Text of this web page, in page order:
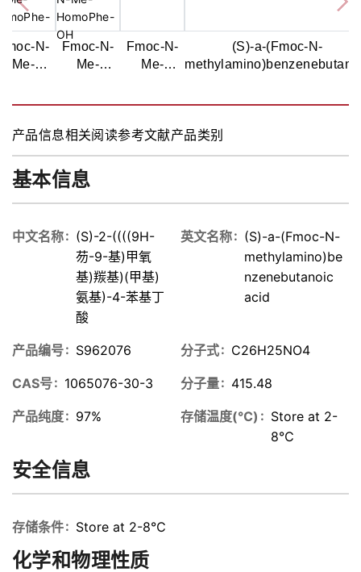
N-
Me-
Fmoc-N-
Me-
Fmoc-N-
Me-
(S)-a-(Fmoc-N-
产品信息相关阅读参考文献产品类别
基本信息
中文名称
(S)-2-((((9H-
芴-9-基)甲氧
基)羰基)(甲基)
氨基)-4-苯基丁
酸
英文名称
(S)-a-(Fmoc-N-
methylamino)be
nzenebutanoic
acid
产品编号 S962076 分子式 C26H25NO4
CAS号 1065076-30-3 分子量 415.48
产品纯度 97% 存储温度(℃)
Store at 2-
8℃
安全信息
存储条件 Store at 2-8℃
化学和物理性质